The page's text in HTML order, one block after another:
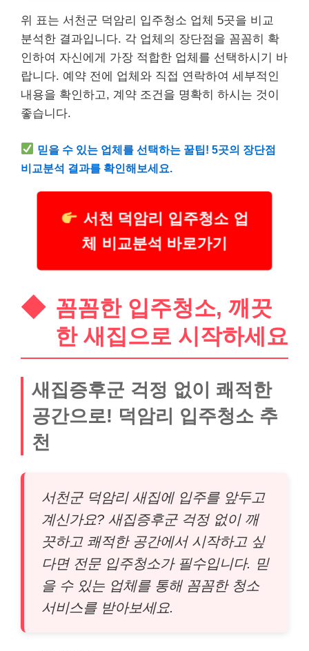
위 표는 서천군 덕암리 입주청소 업체 5곳을 비교
분석한 결과입니다. 각 업체의 장단점을 꼼꼼히 확
인하여 자신에게 가장 적합한 업체를 선택하시기 바
랍니다. 예약 전에 업체와 직접 연락하여 세부적인
내용을 확인하고, 계약 조건을 명확히 하시는 것이
좋습니다.
믿을 수 있는 업체를 선택하는 꿀팁! 5곳의 장단점
비교분석 결과를 확인해보세요.
서천 덕암리 입주청소 업
체 비교분석 바로가기
꼼꼼한 입주청소, 깨끗
한 새집으로 시작하세요
새집증후군 걱정 없이 쾌적한
공간으로! 덕암리 입주청소 추
천
서천군 덕암리 새집에 입주를 앞두고
계신가요? 새집증후군 걱정 없이 깨
끗하고 쾌적한 공간에서 시작하고 싶
다면 전문 입주청소가 필수입니다. 믿
을 수 있는 업체를 통해 꼼꼼한 청소
서비스를 받아보세요.